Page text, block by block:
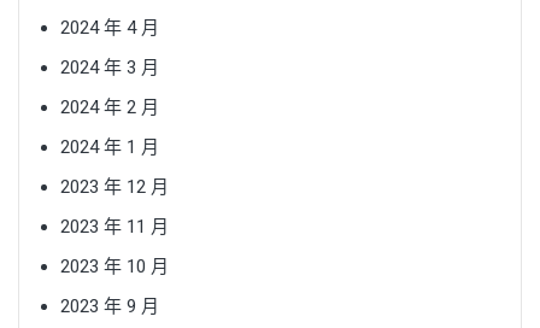
2024 年 4 月
2024 年 3 月
2024 年 2 月
2024 年 1 月
2023 年 12 月
2023 年 11 月
2023 年 10 月
2023 年 9 月